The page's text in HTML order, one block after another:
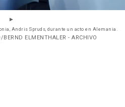
Andris Spruds, durante un acto en Alemania.
ELMENTHALER - ARCHIVO